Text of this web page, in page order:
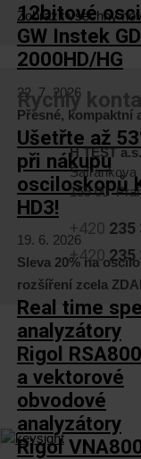
12bitové
GW Instek
2000HD/HG
22. 7. 2026
Přesné, kompaktní
Ušetřte až
při nákupu
osciloskopů
HD3!
19. 6. 2026
Sleva 20% na
rozšíření zcela
Real time
analyzátory
Rigol RSA800
a vektorové
obvodové
analyzátory
Rigol
Zobrazit všechny
Rychlý
H TEST a.s.
Šafránkova
155 00
+420 235
+420 235